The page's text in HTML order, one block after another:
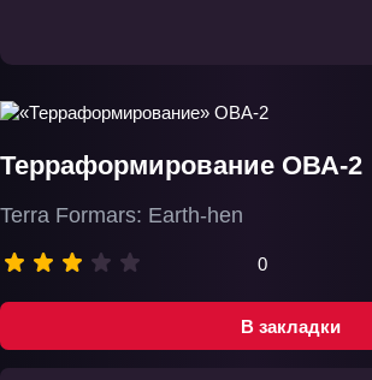
В закладки
Терраформирование ОВА-2
Terra Formars: Earth-hen
0